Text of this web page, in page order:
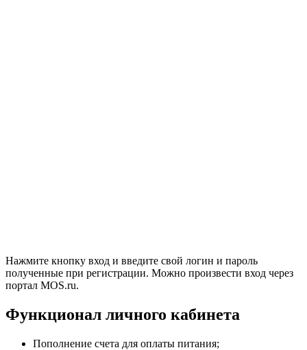
Нажмите кнопку вход и введите свой логин и пароль
полученные при регистрации. Можно произвести вход через
портал MOS.ru.
Функционал личного кабинета
Пополнение счета для оплаты питания;